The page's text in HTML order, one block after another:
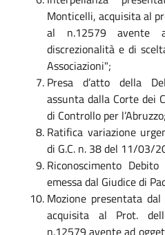
Monticelli, acquisita al
al n.12579 avente
discrezionalità e di
Associazioni";
Presa d’atto della
assunta dalla Corte dei
di Controllo per l’Abruzzo;
Ratifica variazione
di G.C. n. 38 del 11/03/
Riconoscimento
emessa dal Giudice di
Mozione presentata
acquisita al Prot.
n.12579 avente ad